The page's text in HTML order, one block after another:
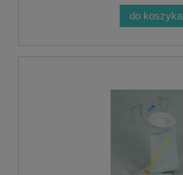
do koszyka